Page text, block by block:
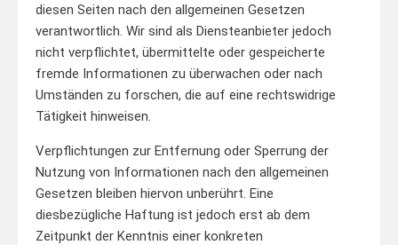
diesen Seiten nach den allgemeinen Gesetzen
verantwortlich. Wir sind als Diensteanbieter jedoch
nicht verpflichtet, übermittelte oder gespeicherte
fremde Informationen zu überwachen oder nach
Umständen zu forschen, die auf eine rechtswidrige
Tätigkeit hinweisen.
Verpflichtungen zur Entfernung oder Sperrung der
Nutzung von Informationen nach den allgemeinen
Gesetzen bleiben hiervon unberührt. Eine
diesbezügliche Haftung ist jedoch erst ab dem
Zeitpunkt der Kenntnis einer konkreten